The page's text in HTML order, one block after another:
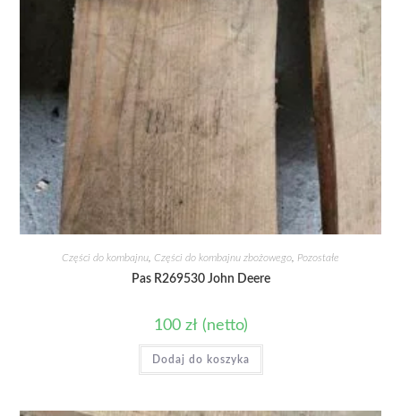
Części do kombajnu Części do kombajnu zbożowego Pozostałe
Pas R269530 John Deere
100 zł (netto)
Dodaj do koszyka